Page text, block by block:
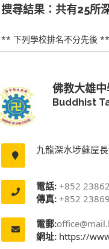
搜尋結果：共有25所
** 下列學校排名不分先後 **
佛教大雄
Buddhist
九龍深水埗蘇屋
電話: +852
傳真: +852
電郵:
網址: https://